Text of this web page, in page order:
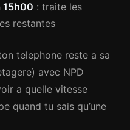
15h00 : traite les
restantes
telephone reste a sa
avec NPD
a quelle vitesse
quand tu sais qu’une